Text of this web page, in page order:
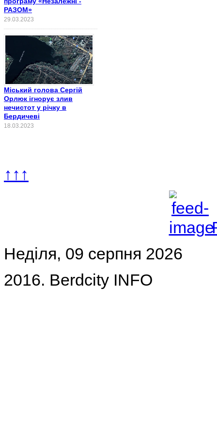
РАЗОМ»
29.03.2023
Міський голова Сергій
Орлюк ігнорує злив
нечистот у річку в
Бердичеві
18.03.2023
↑↑↑
Неділя, 09 серпня 2026
2016. Berdcity INFO